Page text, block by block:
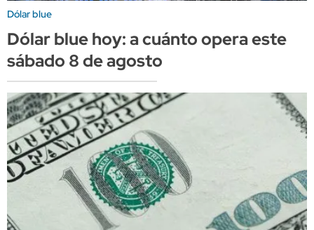
Dólar blue
Dólar blue hoy: a cuánto opera este
sábado 8 de agosto